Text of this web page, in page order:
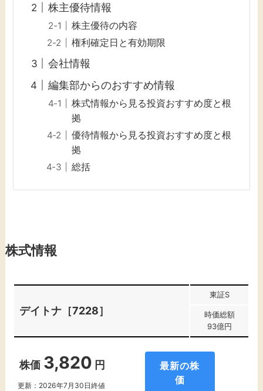
株主優待情報
株主優待の内容
権利確定日と有効期限
会社情報
編集部からのおすすめ情報
株式情報から見る投資おすすめ度と根
拠
優待情報から見る投資おすすめ度と根
拠
総括
株式情報
デイトナ［7228］
東証S
時価総額
93億円
株価 3,820 円
更新：2026年7月30日終値
最新の株
価